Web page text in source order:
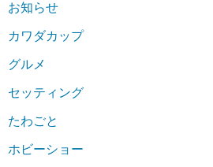
お知らせ
カワダカップ
グルメ
セッティング
たわごと
ホビーショー